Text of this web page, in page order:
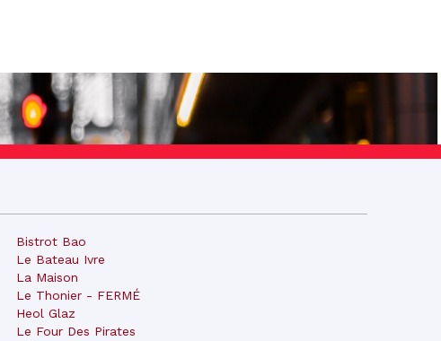
Bistrot Bao
Le Bateau Ivre
La Maison
Le Thonier - FERMÉ
Heol Glaz
Le Four Des Pirates